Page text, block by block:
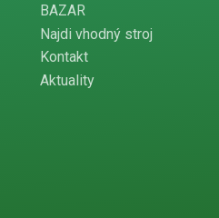
BAZAR
Najdi vhodný stroj
Kontakt
Aktuality